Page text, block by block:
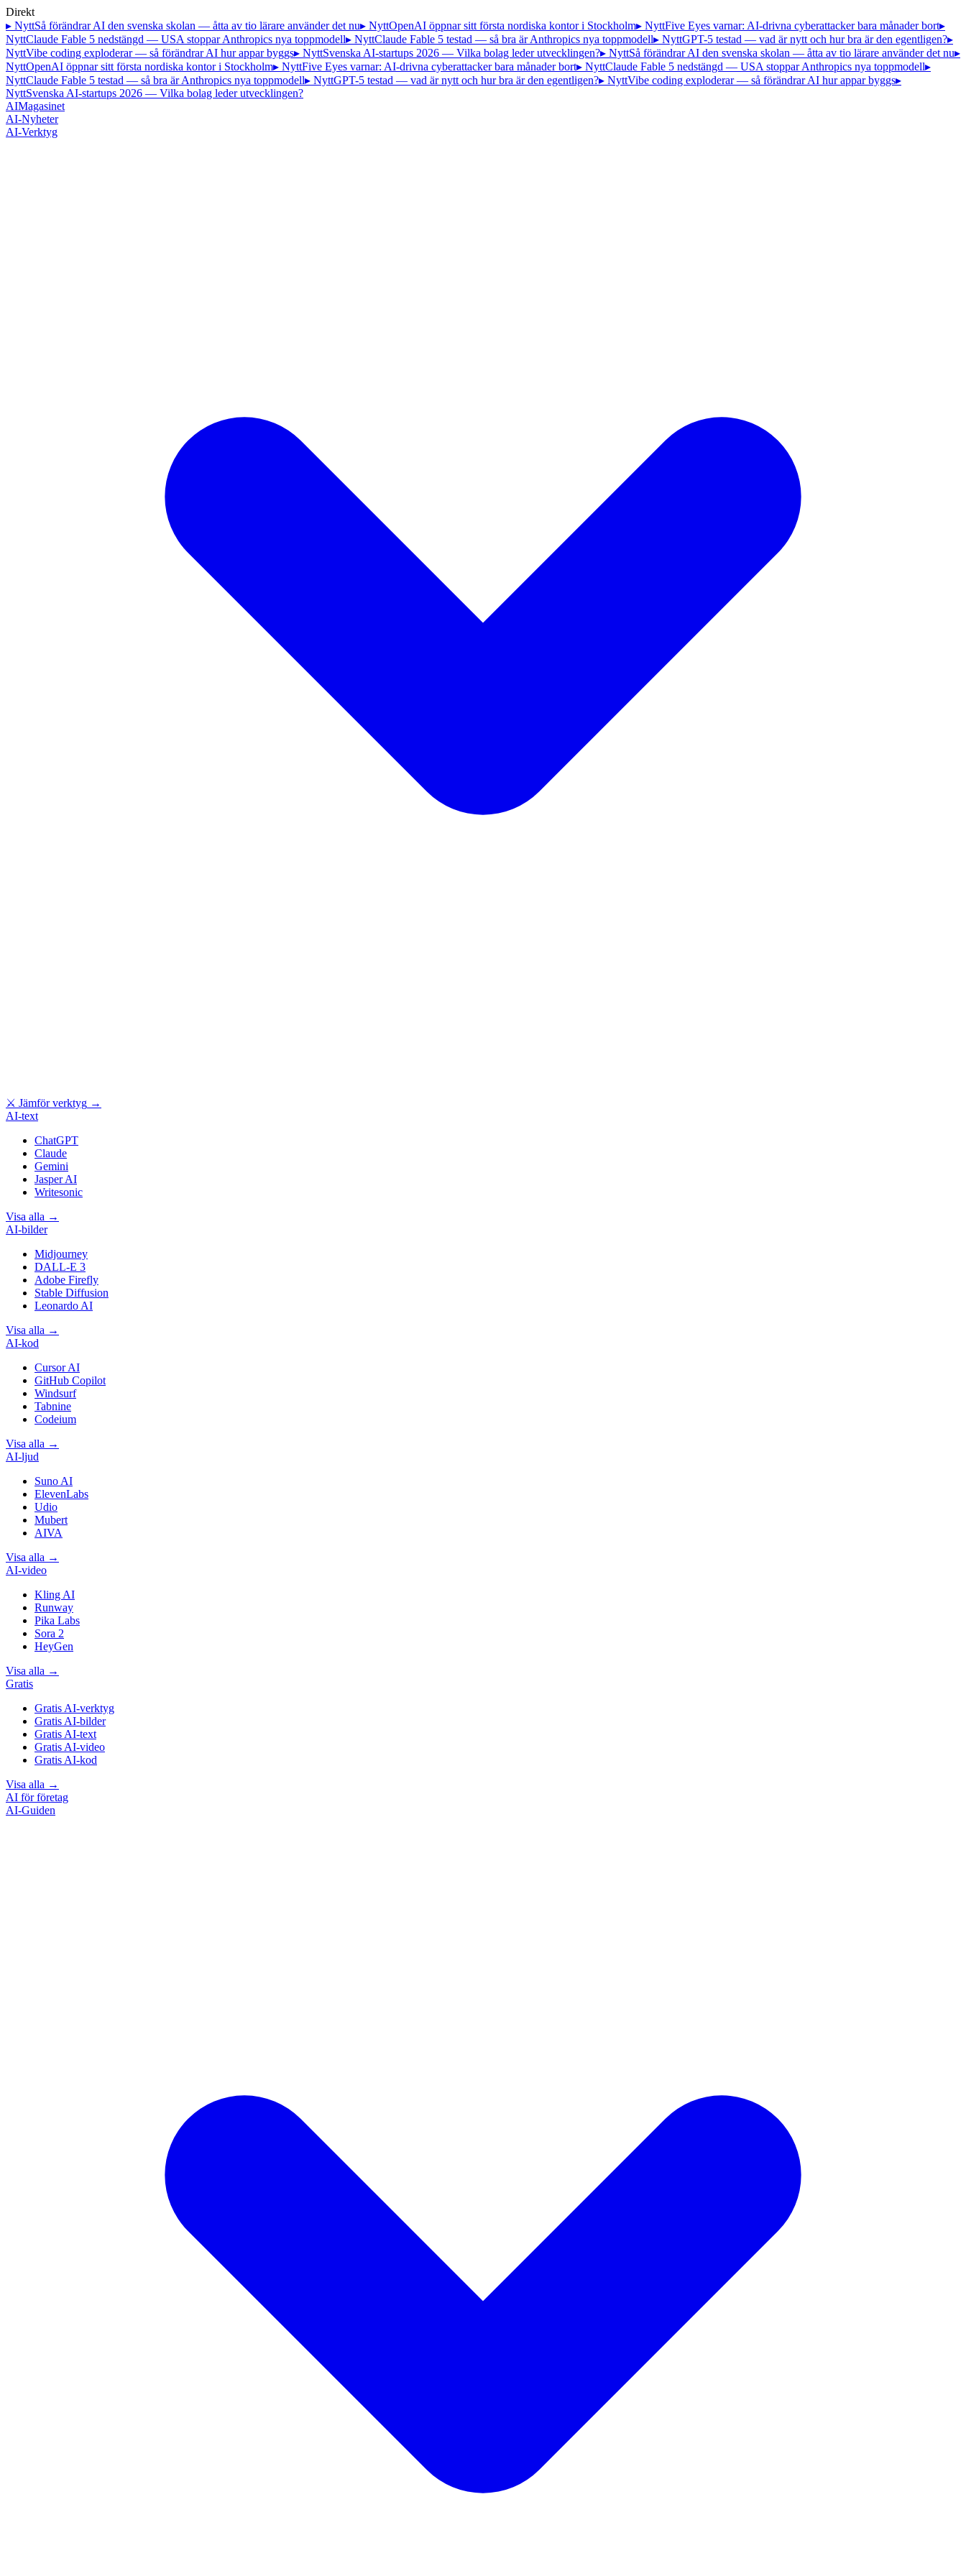
Direkt
▸ NyttSå förändrar AI den svenska skolan — åtta av tio lärare använder det nu▸ NyttOpenAI öppnar sitt första nordiska kontor i Stockholm▸ NyttFive Eyes varnar: AI-drivna cyberattacker bara månader bort▸
NyttClaude Fable 5 nedstängd — USA stoppar Anthropics nya toppmodell▸ NyttClaude Fable 5 testad — så bra är Anthropics nya toppmodell▸ NyttGPT-5 testad — vad är nytt och hur bra är den egentligen?▸
NyttVibe coding exploderar — så förändrar AI hur appar byggs▸ NyttSvenska AI-startups 2026 — Vilka bolag leder utvecklingen?▸ NyttSå förändrar AI den svenska skolan — åtta av tio lärare använder det nu▸
NyttOpenAI öppnar sitt första nordiska kontor i Stockholm▸ NyttFive Eyes varnar: AI-drivna cyberattacker bara månader bort▸ NyttClaude Fable 5 nedstängd — USA stoppar Anthropics nya toppmodell▸
NyttClaude Fable 5 testad — så bra är Anthropics nya toppmodell▸ NyttGPT-5 testad — vad är nytt och hur bra är den egentligen?▸ NyttVibe coding exploderar — så förändrar AI hur appar byggs▸
NyttSvenska AI-startups 2026 — Vilka bolag leder utvecklingen?
AIMagasinet
AI-Nyheter
AI-Verktyg
⚔ Jämför verktyg →
AI-text
ChatGPT
Claude
Gemini
Jasper AI
Writesonic
Visa alla →
AI-bilder
Midjourney
DALL-E 3
Adobe Firefly
Stable Diffusion
Leonardo AI
Visa alla →
AI-kod
Cursor AI
GitHub Copilot
Windsurf
Tabnine
Codeium
Visa alla →
AI-ljud
Suno AI
ElevenLabs
Udio
Mubert
AIVA
Visa alla →
AI-video
Kling AI
Runway
Pika Labs
Sora 2
HeyGen
Visa alla →
Gratis
Gratis AI-verktyg
Gratis AI-bilder
Gratis AI-text
Gratis AI-video
Gratis AI-kod
Visa alla →
AI för företag
AI-Guiden